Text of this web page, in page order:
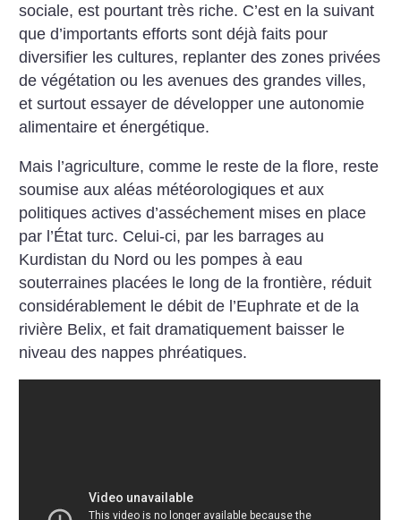
sociale, est pourtant très riche. C’est en la suivant
que d’importants efforts sont déjà faits pour
diversifier les cultures, replanter des zones privées
de végétation ou les avenues des grandes villes,
et surtout essayer de développer une autonomie
alimentaire et énergétique.
Mais l’agriculture, comme le reste de la flore, reste
soumise aux aléas météorologiques et aux
politiques actives d’asséchement mises en place
par l’État turc. Celui-ci, par les barrages au
Kurdistan du Nord ou les pompes à eau
souterraines placées le long de la frontière, réduit
considérablement le débit de l’Euphrate et de la
rivière Belix, et fait dramatiquement baisser le
niveau des nappes phréatiques.